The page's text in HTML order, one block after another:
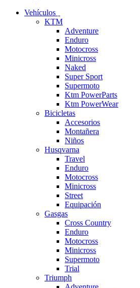
Vehículos
KTM
Adventure
Enduro
Motocross
Minicross
Naked
Super Sport
Supermoto
Ktm PowerParts
Ktm PowerWear
Bicicletas
Accesorios
Montañera
Niños
Husqvarna
Travel
Enduro
Motocross
Minicross
Street
Equipación
Gasgas
Cross Country
Enduro
Motocross
Minicross
Supermoto
Trial
Triumph